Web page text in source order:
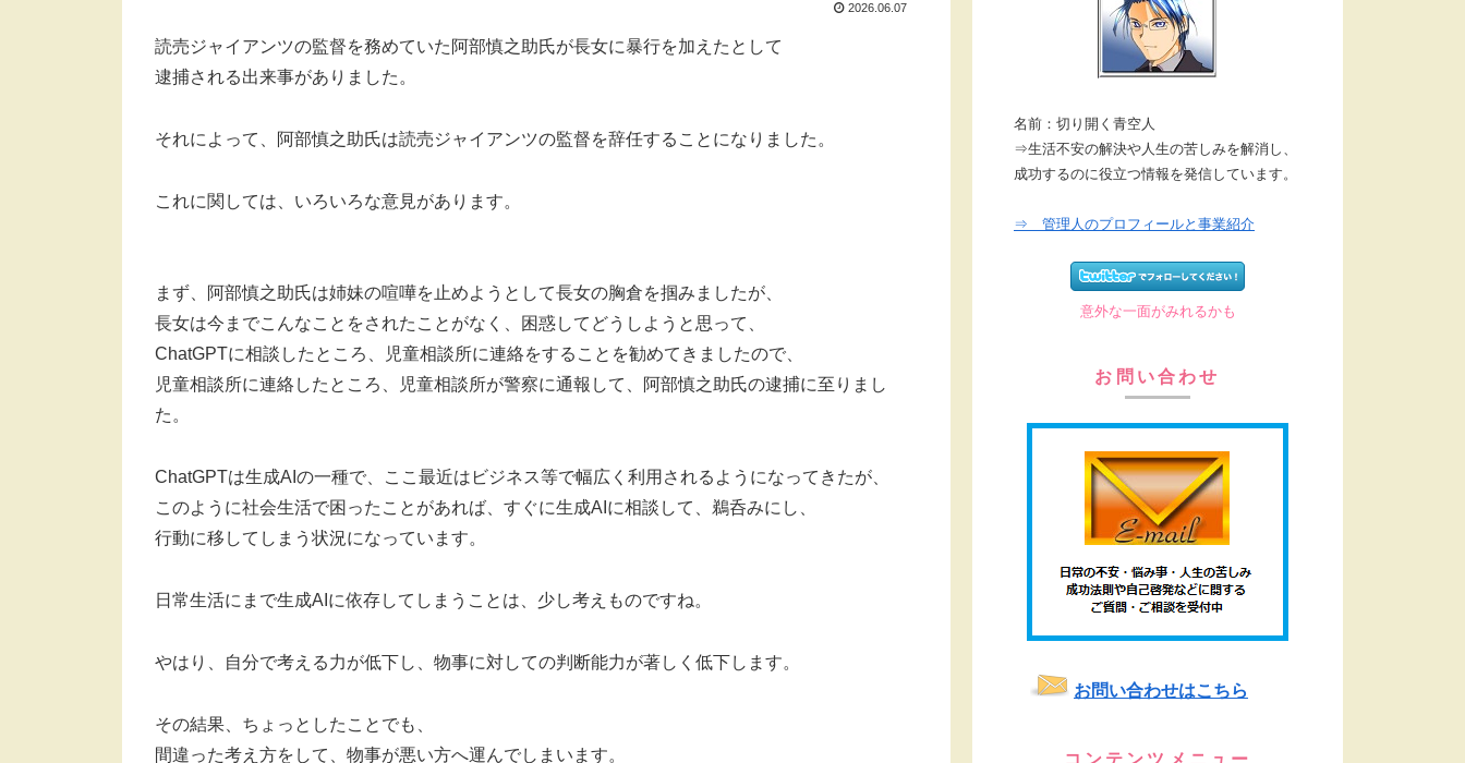
2026.06.07
読売ジャイアンツの監督を務めていた阿部慎之助氏が長女に暴行を加えたとして
逮捕される出来事がありました。
それによって、阿部慎之助氏は読売ジャイアンツの監督を辞任することになりました。
これに関しては、いろいろな意見があります。
まず、阿部慎之助氏は姉妹の喧嘩を止めようとして長女の胸倉を掴みましたが、
長女は今までこんなことをされたことがなく、困惑してどうしようと思って、
ChatGPTに相談したところ、児童相談所に連絡をすることを勧めてきましたので、
児童相談所に連絡したところ、児童相談所が警察に通報して、阿部慎之助氏の逮捕に至りまし
た。
ChatGPTは生成AIの一種で、ここ最近はビジネス等で幅広く利用されるようになってきたが、
このように社会生活で困ったことがあれば、すぐに生成AIに相談して、鵜呑みにし、
行動に移してしまう状況になっています。
日常生活にまで生成AIに依存してしまうことは、少し考えものですね。
やはり、自分で考える力が低下し、物事に対しての判断能力が著しく低下します。
その結果、ちょっとしたことでも、
間違った考え方をして、物事が悪い方へ運んでしまいます。
名前：切り開く青空人
⇒生活不安の解決や人生の苦しみを解消し、
成功するのに役立つ情報を発信しています。
⇒ 管理人のプロフィールと事業紹介
意外な一面がみれるかも
お問い合わせ
お問い合わせはこちら
コンテンツメニュー